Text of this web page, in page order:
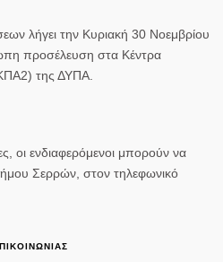
λήγει την Κυριακή 30 Νοεμβρίου
προσέλευση στα Κέντρα
της ΔΥΠΑ.
οι ενδιαφερόμενοι μπορούν να
Σερρών, στον τηλεφωνικό